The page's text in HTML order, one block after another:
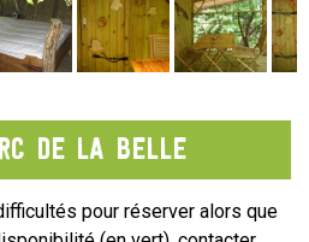
de la Belle
pour réserver alors que